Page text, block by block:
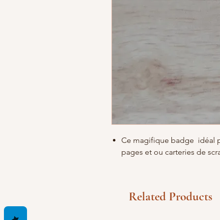
Ce magifique badge idéal
pages et ou carteries de
Related Products